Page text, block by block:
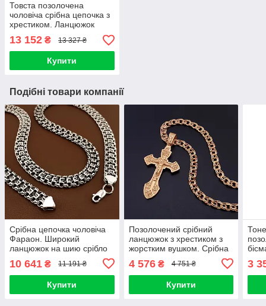
Товста позолочена
чоловіча срібна цепочка з
хрестиком. Ланцюжок
бісмарк і кулон хрест
позолота 585 55 см
13 152 ₴ 13 327 ₴
Купити
Подібні товари компанії
Срібна цепочка чоловіча
Фараон. Широкий
ланцюжок на шию срібло
мм. Довжина 55 см
10 641 ₴ 11 191 ₴
Купити
Позолочений срібний
ланцюжок з хрестиком з
жорстким вушком. Срібна
цепочка з позолотою 585 і
хрестик срібло 925. 55 см
4 576₴ 4 751 ₴
Купити
3